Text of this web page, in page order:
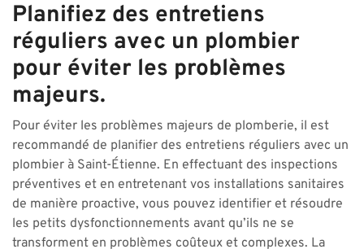
Planifiez des entretiens
réguliers avec un plombier
pour éviter les problèmes
majeurs.
Pour éviter les problèmes majeurs de plomberie, il est
recommandé de planifier des entretiens réguliers avec un
plombier à Saint-Étienne. En effectuant des inspections
préventives et en entretenant vos installations sanitaires
de manière proactive, vous pouvez identifier et résoudre
les petits dysfonctionnements avant qu’ils ne se
transforment en problèmes coûteux et complexes. La